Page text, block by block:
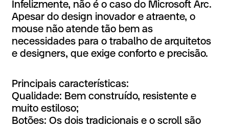
Infelizmente, não é o caso do Microsoft Arc.
Apesar do design inovador e atraente, o
mouse não atende tão bem as
necessidades para o trabalho de arquitetos
e designers, que exige conforto e precisão.
Principais características:
Qualidade: Bem construído, resistente e
muito estiloso;
Botões: Os dois tradicionais e o scroll são